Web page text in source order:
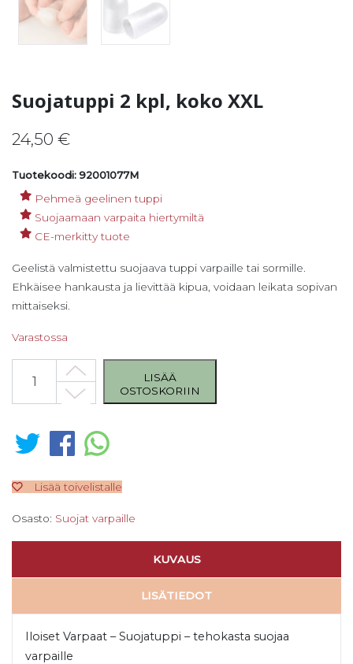
Suojatuppi 2 kpl, koko XXL
24,50 €
Tuotekoodi: 92001077M
Pehmeä geelinen tuppi
Suojaamaan varpaita hiertymiltä
CE-merkitty tuote
Geelistä valmistettu suojaava tuppi varpaille tai sormille.
Ehkäisee hankausta ja lievittää kipua, voidaan leikata sopivan
mittaiseksi.
Varastossa
Suojatuppi 2 kpl, koko XXL määrä
LISÄÄ
OSTOSKORIIN
Lisää toivelistalle
Osasto: Suojat varpaille
KUVAUS
LISÄTIEDOT
Iloiset Varpaat – Suojatuppi – tehokasta suojaa
varpaille